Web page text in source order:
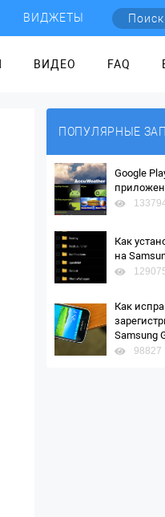
ВИДЖЕТЫ
ВИДЕО FAQ
ПОПУЛЯРНЫЕ
Google
Как
на
Как
Samsung
98827